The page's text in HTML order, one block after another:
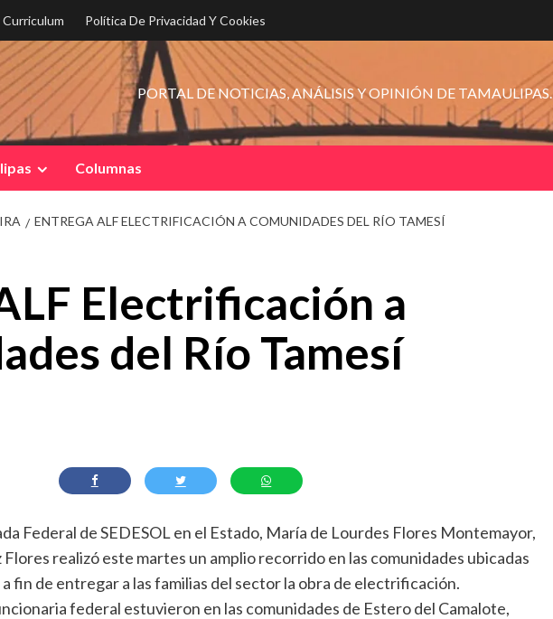
Curriculum Política De Privacidad Y Cookies
PORTAL DE NOTICIAS, ANÁLISIS Y OPINIÓN DE TAMAULIPAS.
Columnas
ENTREGA ALF ELECTRIFICACIÓN A COMUNIDADES DEL RÍO TAMESÍ
Electrificación a
del Río Tamesí
Federal de SEDESOL en el Estado, María de Lourdes Flores Montemayor,
realizó este martes un amplio recorrido en las comunidades ubicadas
a fin de entregar a las familias del sector la obra de electrificación.
federal estuvieron en las comunidades de Estero del Camalote,